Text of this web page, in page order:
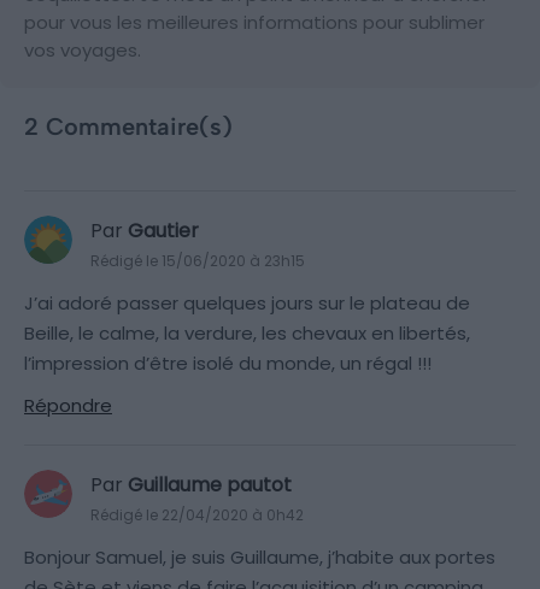
pour vous les meilleures informations pour sublimer
vos voyages.
2 Commentaire(s)
Par Gautier
Rédigé le 15/06/2020 à 23h15
J’ai adoré passer quelques jours sur le plateau de
Beille, le calme, la verdure, les chevaux en libertés,
l’impression d’être isolé du monde, un régal !!!
Répondre
Par Guillaume pautot
Rédigé le 22/04/2020 à 0h42
Bonjour Samuel, je suis Guillaume, j’habite aux portes